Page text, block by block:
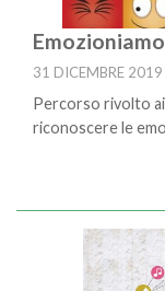
31 DICEMBRE 2019
Percorso rivolto ai
riconoscere le